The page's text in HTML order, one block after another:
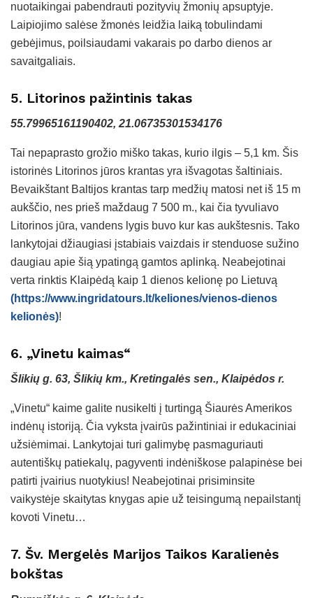
nuotaikingai pabendrauti pozityvių žmonių apsuptyje.
Laipiojimo salėse žmonės leidžia laiką tobulindami
gebėjimus, poilsiaudami vakarais po darbo dienos ar
savaitgaliais.
5. Litorinos pažintinis takas
55.79965161190402, 21.06735301534176
Tai nepaprasto grožio miško takas, kurio ilgis – 5,1 km. Šis
istorinės Litorinos jūros krantas yra išvagotas šaltiniais.
Bevaikštant Baltijos krantas tarp medžių matosi net iš 15 m
aukščio, nes prieš maždaug 7 500 m., kai čia tyvuliavo
Litorinos jūra, vandens lygis buvo kur kas aukštesnis. Tako
lankytojai džiaugiasi įstabiais vaizdais ir stenduose sužino
daugiau apie šią ypatingą gamtos aplinką. Neabejotinai
verta rinktis Klaipėdą kaip 1 dienos kelionę po Lietuvą
(https://www.ingridatours.lt/keliones/vienos-dienos
kelionės)!
6. „Vinetu kaimas“
Šlikių g. 63, Šlikių km., Kretingalės sen., Klaipėdos r.
„Vinetu“ kaime galite nusikelti į turtingą Šiaurės Amerikos
indėnų istoriją. Čia vyksta įvairūs pažintiniai ir edukaciniai
užsiėmimai. Lankytojai turi galimybę pasmaguriauti
autentiškų patiekalų, pagyventi indėniškose palapinėse bei
patirti įvairius nuotykius! Neabejotinai prisiminsite
vaikystėje skaitytas knygas apie už teisingumą nepailstantį
kovoti Vinetu…
7. Šv. Mergelės Marijos Taikos Karalienės
bokštas